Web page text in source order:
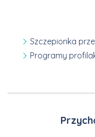
Szczepionka
Programy